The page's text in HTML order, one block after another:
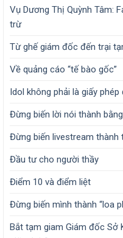
Vụ Dương Thị Quỳnh Tâm:
trừ
Từ ghế giám đốc đến trại
Về quảng cáo “tế bào gốc”
Idol không phải là giấy
Đừng biến lời nói thành
Đừng biến livestream thành
Đầu tư cho người thầy
Điểm 10 và điểm liệt
Đừng biến mình thành “loa
Bắt tạm giam Giám đốc Sở